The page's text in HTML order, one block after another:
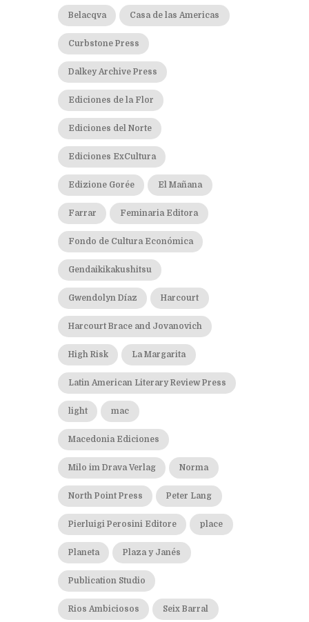
Belacqva Casa de las Americas
Curbstone Press
Dalkey Archive Press
Ediciones de la Flor
Ediciones del Norte
Ediciones ExCultura
Edizione Gorée El Mañana
Farrar Feminaria Editora
Fondo de Cultura Económica
Gendaikikakushitsu
Gwendolyn Díaz Harcourt
Harcourt Brace and Jovanovich
High Risk La Margarita
Latin American Literary Review Press
light mac
Macedonia Ediciones
Milo im Drava Verlag Norma
North Point Press Peter Lang
Pierluigi Perosini Editore place
Planeta Plaza y Janés
Publication Studio
Rios Ambiciosos Seix Barral